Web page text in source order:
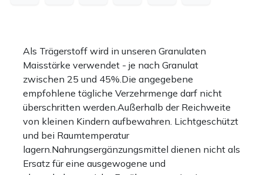
Als Trägerstoff wird in unseren Granulaten
Maisstärke verwendet - je nach Granulat
zwischen 25 und 45%.Die angegebene
empfohlene tägliche Verzehrmenge darf nicht
überschritten werden.Außerhalb der Reichweite
von kleinen Kindern aufbewahren. Lichtgeschützt
und bei Raumtemperatur
lagern.Nahrungsergänzungsmittel dienen nicht als
Ersatz für eine ausgewogene und